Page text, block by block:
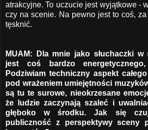
atrakcyjne. To uczucie jest wyjątkowe -
czy na scenie. Na pewno jest to coś,
tęsknić.
MUAM: Dla mnie jako słuchaczki
jest coś bardzo energetycznego,
Podziwiam techniczny aspekt
pod wrażeniem umiejętności
są tu te surowe, nieokrzesane
że ludzie zaczynają szaleć i
głęboko w środku. Jak się
publiczność z perspektywy sceny